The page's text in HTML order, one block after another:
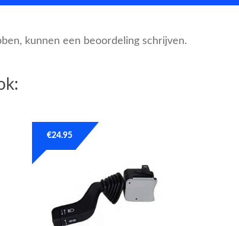
kunnen een beoordeling schrijven.
€24.95